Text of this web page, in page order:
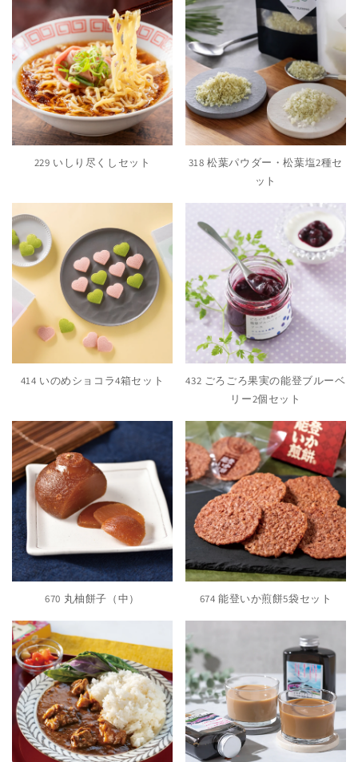
229 いしり尽くしセット
318 松葉パウダー・松葉塩2種セ
ット
414 いのめショコラ4箱セット
432 ごろごろ果実の能登ブルーベ
リー2個セット
670 丸柚餅子（中） 674 能登いか煎餅5袋セット